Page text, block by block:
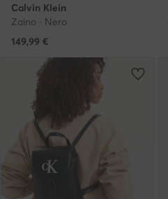
Calvin Klein
Zaino · Nero
149,99 €